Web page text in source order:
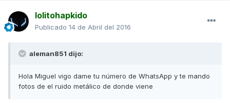
lolitohapkido
Publicado 14 de Abril del 2016
aleman851 dijo:
Hola Miguel vigo dame tu número de WhatsApp y te mando
fotos de el ruido metálico de donde viene